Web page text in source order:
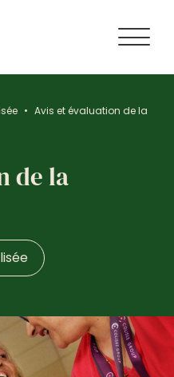
• Avis et évaluation de la
de la